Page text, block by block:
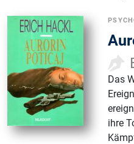
Das
ihre